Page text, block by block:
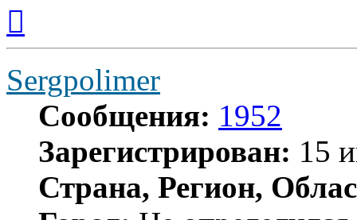
началу
Sergpolimer
Сообщения: 1952
Зарегистрирован: 15
Страна, Регион,